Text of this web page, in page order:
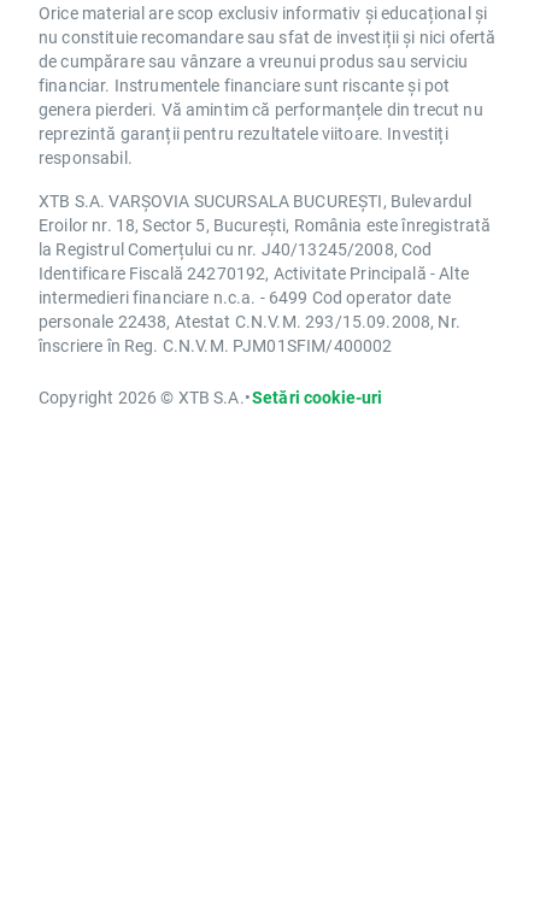
Orice material are scop exclusiv informativ și educațional și
nu constituie recomandare sau sfat de investiții și nici ofertă
de cumpărare sau vânzare a vreunui produs sau serviciu
financiar. Instrumentele financiare sunt riscante și pot
genera pierderi. Vă amintim că performanțele din trecut nu
reprezintă garanții pentru rezultatele viitoare. Investiți
responsabil.
XTB S.A. VARȘOVIA SUCURSALA BUCUREȘTI, Bulevardul
Eroilor nr. 18, Sector 5, București, România este înregistrată
la Registrul Comerțului cu nr. J40/13245/2008, Cod
Identificare Fiscală 24270192, Activitate Principală - Alte
intermedieri financiare n.c.a. - 6499 Cod operator date
personale 22438, Atestat C.N.V.M. 293/15.09.2008, Nr.
înscriere în Reg. C.N.V.M. PJM01SFIM/400002
Copyright 2026 © XTB S.A.•Setări cookie-uri